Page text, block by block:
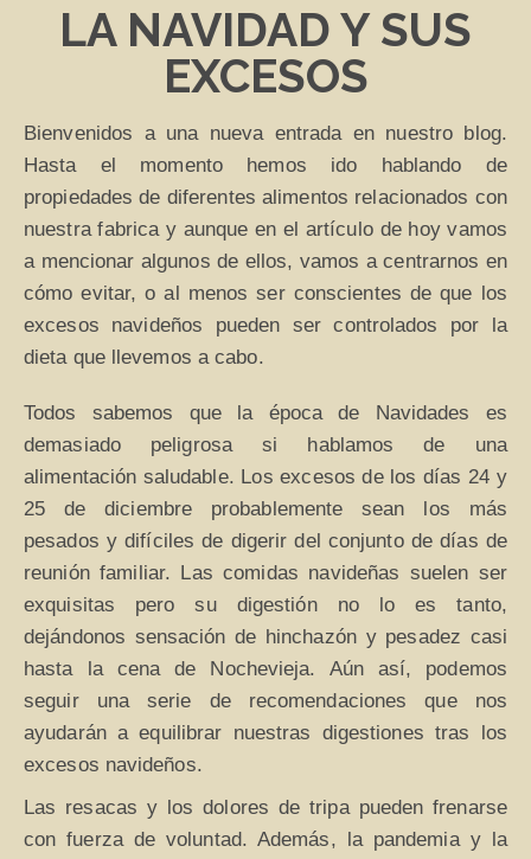
LA NAVIDAD Y SUS
EXCESOS
Bienvenidos a una nueva entrada en nuestro blog.
Hasta el momento hemos ido hablando de
propiedades de diferentes alimentos relacionados con
nuestra fabrica y aunque en el artículo de hoy vamos
a mencionar algunos de ellos, vamos a centrarnos en
cómo evitar, o al menos ser conscientes de que los
excesos navideños pueden ser controlados por la
dieta que llevemos a cabo.
Todos sabemos que la época de Navidades es
demasiado peligrosa si hablamos de una
alimentación saludable. Los excesos de los días 24 y
25 de diciembre probablemente sean los más
pesados y difíciles de digerir del conjunto de días de
reunión familiar. Las comidas navideñas suelen ser
exquisitas pero su digestión no lo es tanto,
dejándonos sensación de hinchazón y pesadez casi
hasta la cena de Nochevieja. Aún así, podemos
seguir una serie de recomendaciones que nos
ayudarán a equilibrar nuestras digestiones tras los
excesos navideños.
Las resacas y los dolores de tripa pueden frenarse
con fuerza de voluntad. Además, la pandemia y la